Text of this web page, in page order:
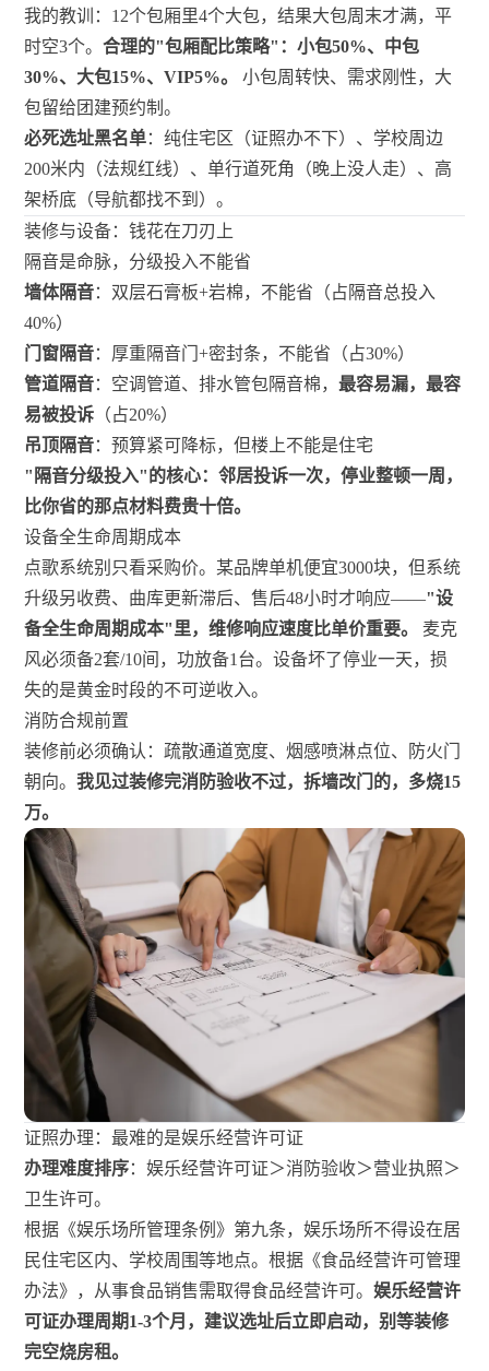
我的教训：12个包厢里4个大包，结果大包周末才满，平
时空3个。合理的"包厢配比策略"：小包50%、中包
30%、大包15%、VIP5%。
小包周转快、需求刚性，大
包留给团建预约制。
必死选址黑名单：纯住宅区（证照办不下）、学校周边
200米内（法规红线）、单行道死角（晚上没人走）、高
架桥底（导航都找不到）。
装修与设备：钱花在刀刃上
隔音是命脉，分级投入不能省
墙体隔音：双层石膏板+岩棉，不能省（占隔音总投入
40%）
门窗隔音：厚重隔音门+密封条，不能省（占30%）
管道隔音：空调管道、排水管包隔音棉，最容易漏，最容
易被投诉 （占20%）
吊顶隔音：预算紧可降标，但楼上不能是住宅
"隔音分级投入"的核心：邻居投诉一次，停业整顿一周，
比你省的那点材料费贵十倍。
设备全生命周期成本
点歌系统别只看采购价。某品牌单机便宜3000块，但系统
升级另收费、曲库更新滞后、售后48小时才响应——"设
备全生命周期成本"里，维修响应速度比单价重要。
麦克
风必须备2套/10间，功放备1台。设备坏了停业一天，损
失的是黄金时段的不可逆收入。
消防合规前置
装修前必须确认：疏散通道宽度、烟感喷淋点位、防火门
朝向。我见过装修完消防验收不过，拆墙改门的，多烧15
万。
证照办理：最难的是娱乐经营许可证
办理难度排序：娱乐经营许可证＞消防验收＞营业执照＞
卫生许可。
根据《娱乐场所管理条例》第九条，娱乐场所不得设在居
民住宅区内、学校周围等地点。根据《食品经营许可管理
办法》，从事食品销售需取得食品经营许可。娱乐经营许
可证办理周期1-3个月，建议选址后立即启动，别等装修
完空烧房租。